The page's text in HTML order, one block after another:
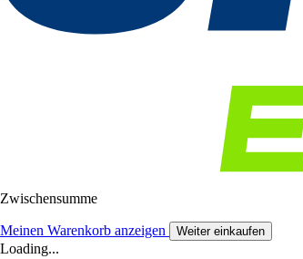
Zwischensumme
Meinen Warenkorb anzeigen Weiter einkaufen
Loading...